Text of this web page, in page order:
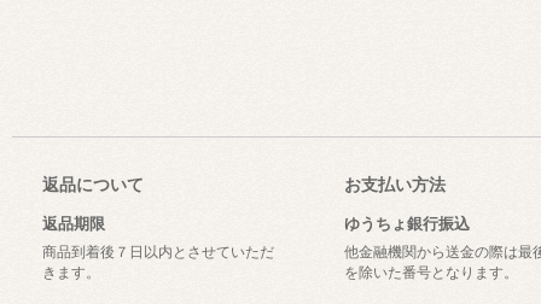
返品について
返品期限
商品到着後７日以内とさせていただ
きます。
お支払い方法
ゆうちょ銀行振込
他金融機関から送金の際は最
を除いた番号となります。